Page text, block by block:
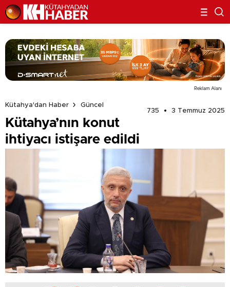
Reklam Alanı
Kütahya'dan Haber
Güncel
735
3 Temmuz 2025
Kütahya’nın konut
ihtiyacı istişare edildi